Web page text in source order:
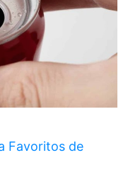
Favoritos de